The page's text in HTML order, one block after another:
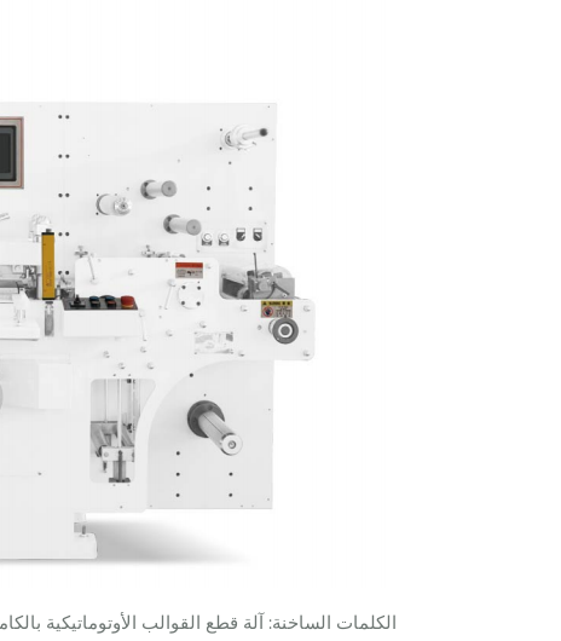
الكلمات الساخنة: آلة قطع القوالب الأوتوماتيكية